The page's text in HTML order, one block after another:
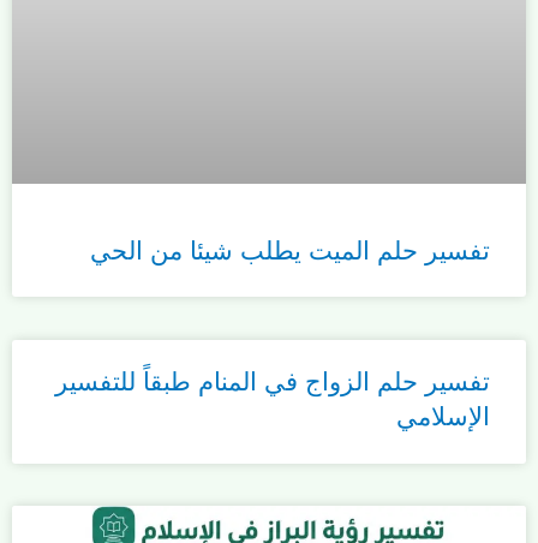
تفسير حلم الميت يطلب شيئا من الحي
تفسير حلم الزواج في المنام طبقاً للتفسير
الإسلامي